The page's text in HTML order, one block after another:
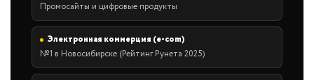
Промосайты и цифровые продукты
Электронная коммерция (e-com)
№1 в Новосибирске (Рейтинг Рунета 2025)